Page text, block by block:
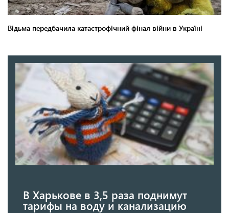
В Харькове в 3,5 раза поднимут
тарифы на воду и канализацию